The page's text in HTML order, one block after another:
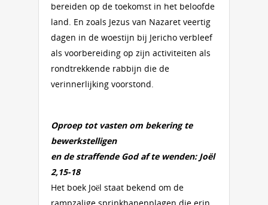
bereiden op de toekomst in het beloofde
land. En zoals Jezus van Nazaret veertig
dagen in de woestijn bij Jericho verbleef
als voorbereiding op zijn activiteiten als
rondtrekkende rabbijn die de
verinnerlijking voorstond.
Oproep tot vasten om bekering te
bewerkstelligen
en de straffende God af te wenden: Joël
2,15-18
Het boek Joël staat bekend om de